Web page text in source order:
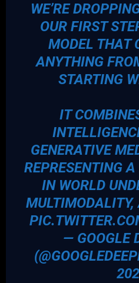
WE’RE
OUR FIRST
MODEL THAT
ANYTHING
STARTING
IT
GENERATIVE
REPRESENTING
IN WORLD
— GOOGLE